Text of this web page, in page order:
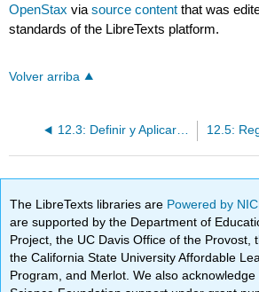
OpenStax viasource content that was
standards of the LibreTexts platform.
Volver arriba
12.3: Definir y Aplicar Tratamiento Contable para Pasivos Contingentes
The LibreTexts libraries are Powered by
are supported by the Department of
Project, the UC Davis Office of the Provost,
the California State University Affordable
Program, and Merlot. We also